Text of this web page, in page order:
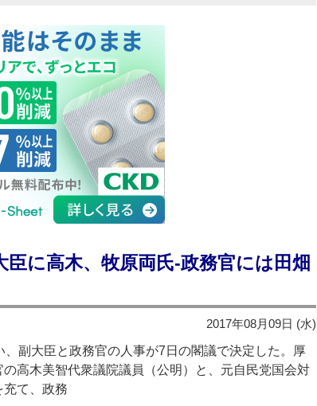
臣に高木、牧原両氏‐政務官には田畑
2017年08月09日 (水)
副大臣と政務官の人事が7日の閣議で決定した。厚
高木美智代衆議院議員（公明）と、元自民党国会対
て、政務